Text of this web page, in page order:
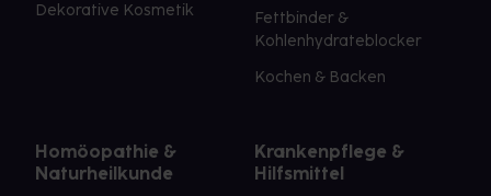
Dekorative Kosmetik
Fettbinder &
Kohlenhydrateblocker
Kochen & Backen
Homöopathie &
Naturheilkunde
Krankenpflege &
Hilfsmittel